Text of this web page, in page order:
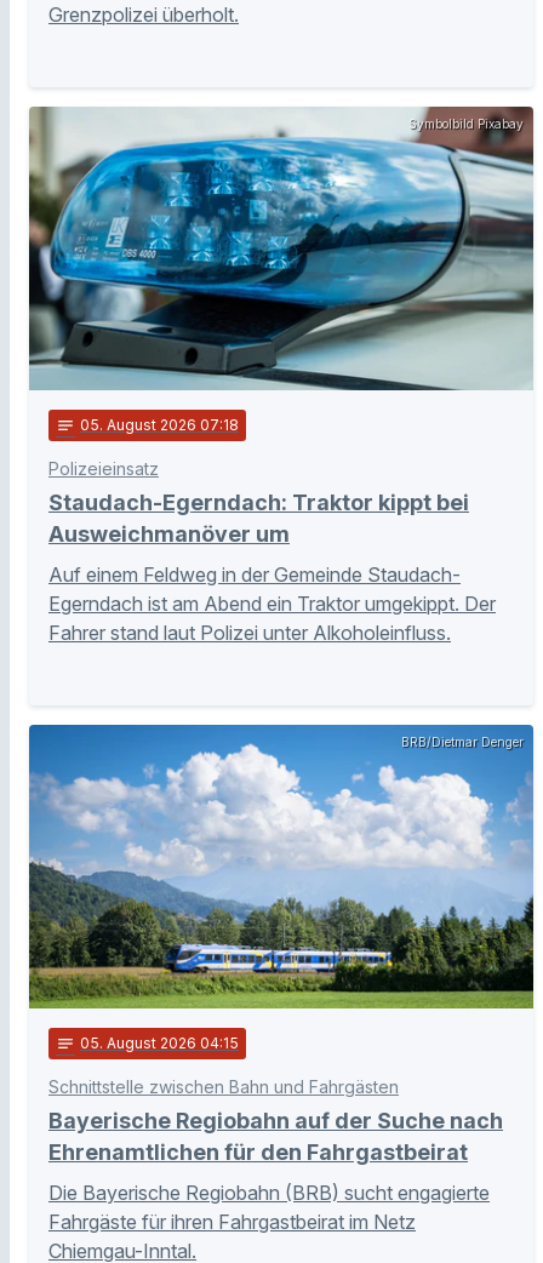
Grenzpolizei überholt.
Symbolbild Pixabay
notes 05. August 2026 07:18
Polizeieinsatz
Staudach-Egerndach: Traktor kippt bei
Ausweichmanöver um
Auf einem Feldweg in der Gemeinde Staudach-
Egerndach ist am Abend ein Traktor umgekippt. Der
Fahrer stand laut Polizei unter Alkoholeinfluss.
BRB/Dietmar Denger
notes 05. August 2026 04:15
Schnittstelle zwischen Bahn und Fahrgästen
Bayerische Regiobahn auf der Suche nach
Ehrenamtlichen für den Fahrgastbeirat
Die Bayerische Regiobahn (BRB) sucht engagierte
Fahrgäste für ihren Fahrgastbeirat im Netz
Chiemgau-Inntal.